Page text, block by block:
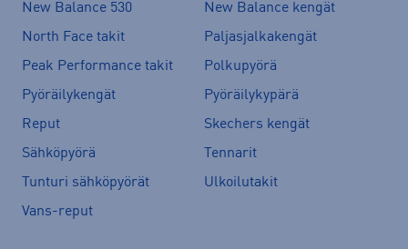
New Balance 530
New Balance kengät
North Face takit
Paljasjalkakengät
Peak Performance takit
Polkupyörä
Pyöräilykengät
Pyöräilykypärä
Reput
Skechers kengät
Sähköpyörä
Tennarit
Tunturi sähköpyörät
Ulkoilutakit
Vans-reput